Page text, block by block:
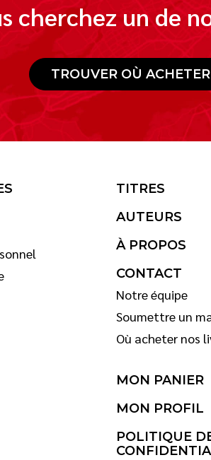
cherchez un de
TROUVER OÙ ACHETER
TITRES
AUTEURS
À PROPOS
CONTACT
Notre équipe
Soumettre un
Où acheter nos
MON PANIER
MON PROFIL
POLITIQUE